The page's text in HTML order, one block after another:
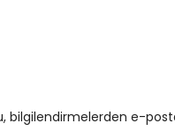
bilgilendirmelerden e-